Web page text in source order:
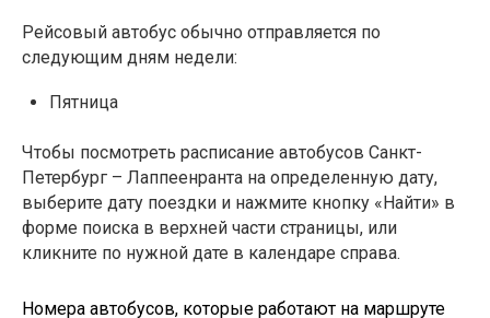
Рейсовый автобус обычно отправляется по
следующим дням недели:
Пятница
Чтобы посмотреть расписание автобусов Санкт-
Петербург – Лаппеенранта на определенную дату,
выберите дату поездки и нажмите кнопку «Найти» в
форме поиска в верхней части страницы, или
кликните по нужной дате в календаре справа.
Номера автобусов, которые работают на маршруте